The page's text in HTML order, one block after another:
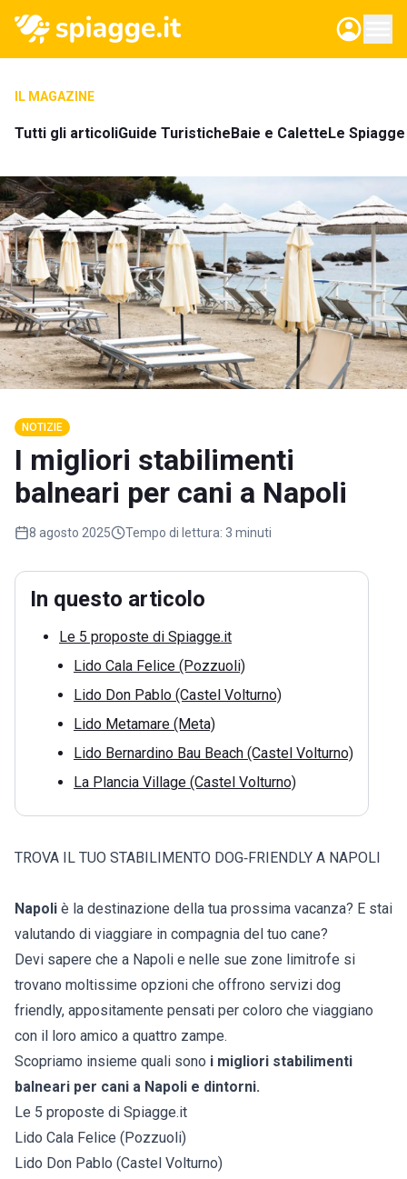
IL MAGAZINE
Tutti gli articoliGuide TuristicheBaie e CaletteLe
NOTIZIE
I migliori stabilimenti
balneari per cani a Napoli
8 agosto 2025 Tempo di lettura: 3 minuti
In questo articolo
Le 5 proposte di Spiagge.it
Lido Cala Felice (Pozzuoli)
Lido Don Pablo (Castel Volturno)
Lido Metamare (Meta)
Lido Bernardino Bau Beach (Castel Volturno)
La Plancia Village (Castel Volturno)
TROVA IL TUO STABILIMENTO DOG‑FRIENDLY A NAPOLI
Napoli è la destinazione della tua prossima vacanza? E stai
valutando di viaggiare in compagnia del tuo cane?
Devi sapere che a Napoli e nelle sue zone limitrofe si
trovano moltissime opzioni che offrono servizi dog
friendly, appositamente pensati per coloro che viaggiano
con il loro amico a quattro zampe.
Scopriamo insieme quali sono i migliori stabilimenti
balneari per cani a Napoli e dintorni.
Le 5 proposte di Spiagge.it
Lido Cala Felice (Pozzuoli)
Lido Don Pablo (Castel Volturno)